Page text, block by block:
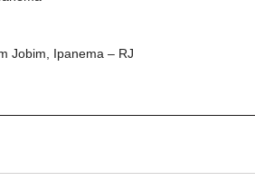
Jobim, Ipanema – RJ